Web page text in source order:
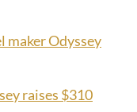
maker Odyssey
raises $310